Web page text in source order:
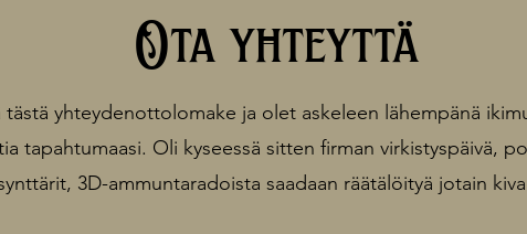
Ota yhteyttä
tästä yhteydenottolomake ja olet askeleen lähempänä
tapahtumaasi. Oli kyseessä sitten firman virkistyspäivä,
3D-ammuntaradoista saadaan räätälöityä jotain